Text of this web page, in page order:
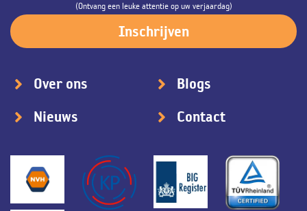
(Ontvang een leuke attentie op uw verjaardag)
Over ons
Blogs
Nieuws
Contact